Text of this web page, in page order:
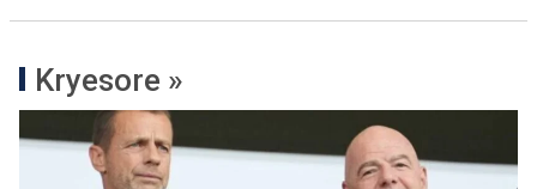
Kryesore »